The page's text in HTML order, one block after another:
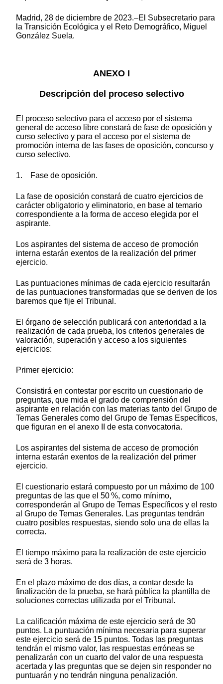
Madrid, 28 de diciembre de 2023.–El Subsecretario para
la Transición Ecológica y el Reto Demográfico, Miguel
González Suela.
ANEXO I
Descripción del proceso selectivo
El proceso selectivo para el acceso por el sistema
general de acceso libre constará de fase de oposición y
curso selectivo y para el acceso por el sistema de
promoción interna de las fases de oposición, concurso y
curso selectivo.
1. Fase de oposición.
La fase de oposición constará de cuatro ejercicios de
carácter obligatorio y eliminatorio, en base al temario
correspondiente a la forma de acceso elegida por el
aspirante.
Los aspirantes del sistema de acceso de promoción
interna estarán exentos de la realización del primer
ejercicio.
Las puntuaciones mínimas de cada ejercicio resultarán
de las puntuaciones transformadas que se deriven de los
baremos que fije el Tribunal.
El órgano de selección publicará con anterioridad a la
realización de cada prueba, los criterios generales de
valoración, superación y acceso a los siguientes
ejercicios:
Primer ejercicio:
Consistirá en contestar por escrito un cuestionario de
preguntas, que mida el grado de comprensión del
aspirante en relación con las materias tanto del Grupo de
Temas Generales como del Grupo de Temas Específicos,
que figuran en el anexo II de esta convocatoria.
Los aspirantes del sistema de acceso de promoción
interna estarán exentos de la realización del primer
ejercicio.
El cuestionario estará compuesto por un máximo de 100
preguntas de las que el 50 %, como mínimo,
corresponderán al Grupo de Temas Específicos y el resto
al Grupo de Temas Generales. Las preguntas tendrán
cuatro posibles respuestas, siendo solo una de ellas la
correcta.
El tiempo máximo para la realización de este ejercicio
será de 3 horas.
En el plazo máximo de dos días, a contar desde la
finalización de la prueba, se hará pública la plantilla de
soluciones correctas utilizada por el Tribunal.
La calificación máxima de este ejercicio será de 30
puntos. La puntuación mínima necesaria para superar
este ejercicio será de 15 puntos. Todas las preguntas
tendrán el mismo valor, las respuestas erróneas se
penalizarán con un cuarto del valor de una respuesta
acertada y las preguntas que se dejen sin responder no
puntuarán y no tendrán ninguna penalización.